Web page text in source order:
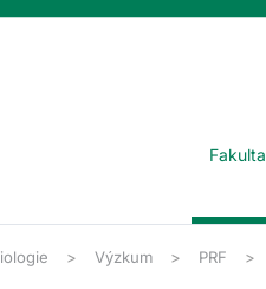
Fakulta
Výzkum PRF